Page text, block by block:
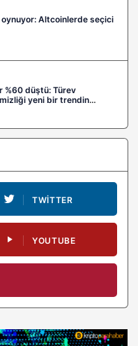
oynuyor: Altcoinlerde seçici
%60 düştü: Türev
yeni bir trendin
TWITTER
YOUTUBE